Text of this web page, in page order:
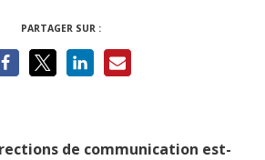
PARTAGER SUR :
de communication est-